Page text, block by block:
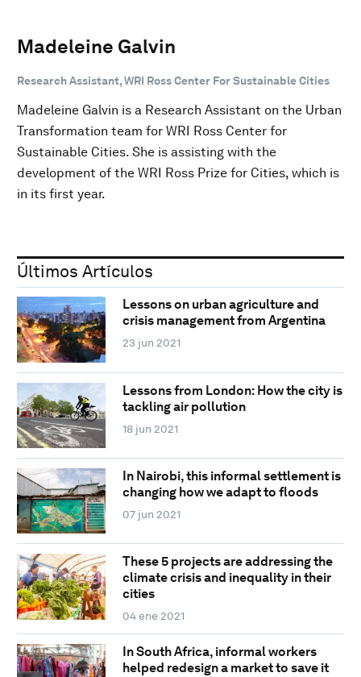
Madeleine Galvin
Research Assistant, WRI Ross Center For Sustainable Cities
Madeleine Galvin is a Research Assistant on the Urban
Transformation team for WRI Ross Center for
Sustainable Cities. She is assisting with the
development of the WRI Ross Prize for Cities, which is
in its first year.
Últimos Artículos
Lessons on urban agriculture and
crisis management from Argentina
23 jun 2021
Lessons from London: How the city is
tackling air pollution
18 jun 2021
In Nairobi, this informal settlement is
changing how we adapt to floods
07 jun 2021
These 5 projects are addressing the
climate crisis and inequality in their
cities
04 ene 2021
In South Africa, informal workers
helped redesign a market to save it